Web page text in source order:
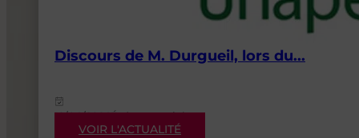
Discours de M. Durgueil, lors du...
12/06/2026Événementiels
VOIR L'ACTUALITÉ